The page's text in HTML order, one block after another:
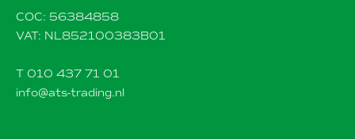
COC: 56384858
VAT: NL852100383B01
T 010 437 71 01
info@ats-trading.nl